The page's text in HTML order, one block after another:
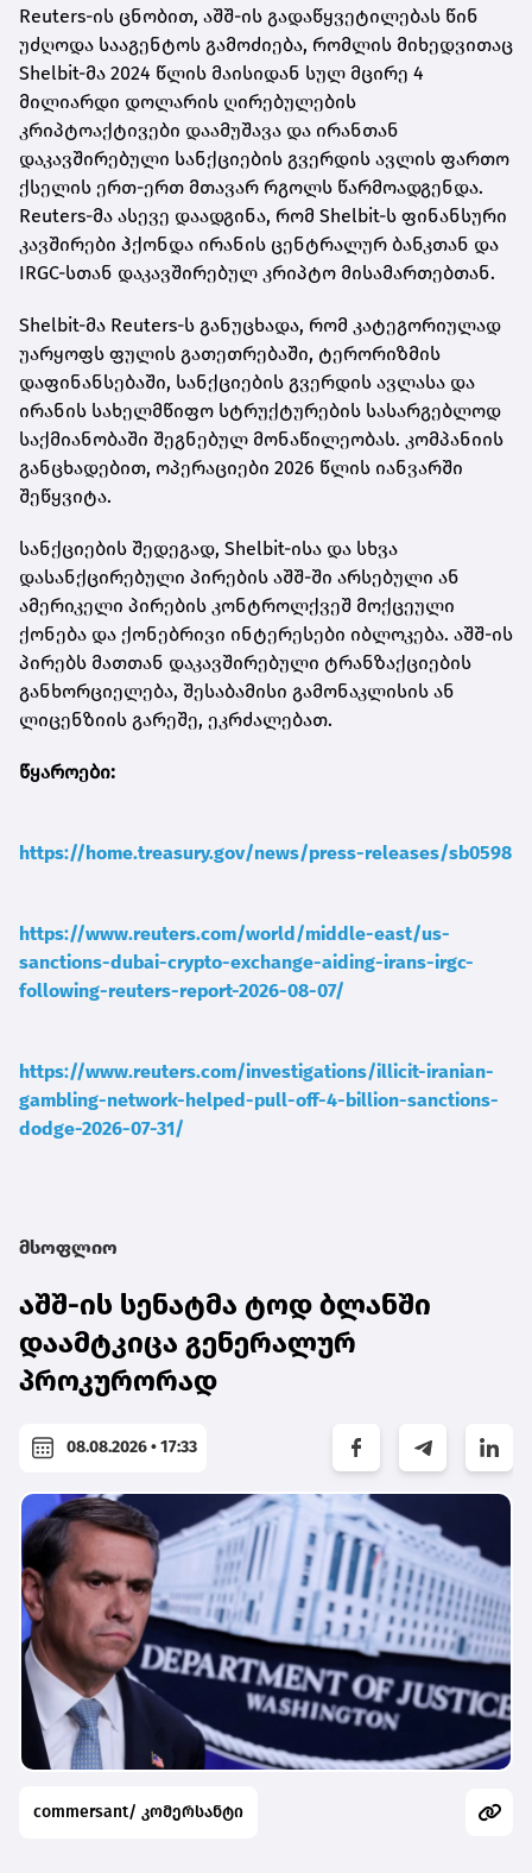
Reuters-ის ცნობით, აშშ-ის გადაწყვეტილებას წინ
უძღოდა სააგენტოს გამოძიება, რომლის მიხედვითაც
Shelbit-მა 2024 წლის მაისიდან სულ მცირე 4
მილიარდი დოლარის ღირებულების
კრიპტოაქტივები დაამუშავა და ირანთან
დაკავშირებული სანქციების გვერდის ავლის ფართო
ქსელის ერთ-ერთ მთავარ რგოლს წარმოადგენდა.
Reuters-მა ასევე დაადგინა, რომ Shelbit-ს ფინანსური
კავშირები ჰქონდა ირანის ცენტრალურ ბანკთან და
IRGC-სთან დაკავშირებულ კრიპტო მისამართებთან.
Shelbit-მა Reuters-ს განუცხადა, რომ კატეგორიულად
უარყოფს ფულის გათეთრებაში, ტერორიზმის
დაფინანსებაში, სანქციების გვერდის ავლასა და
ირანის სახელმწიფო სტრუქტურების სასარგებლოდ
საქმიანობაში შეგნებულ მონაწილეობას. კომპანიის
განცხადებით, ოპერაციები 2026 წლის იანვარში
შეწყვიტა.
სანქციების შედეგად, Shelbit-ისა და სხვა
დასანქცირებული პირების აშშ-ში არსებული ან
ამერიკელი პირების კონტროლქვეშ მოქცეული
ქონება და ქონებრივი ინტერესები იბლოკება. აშშ-ის
პირებს მათთან დაკავშირებული ტრანზაქციების
განხორციელება, შესაბამისი გამონაკლისის ან
ლიცენზიის გარეშე, ეკრძალებათ.
წყაროები:
https://home.treasury.gov/news/press-releases/sb0598
https://www.reuters.com/world/middle-east/us-
sanctions-dubai-crypto-exchange-aiding-irans-irgc-
following-reuters-report-2026-08-07/
https://www.reuters.com/investigations/illicit-iranian-
gambling-network-helped-pull-off-4-billion-sanctions-
dodge-2026-07-31/
მსოფლიო
აშშ-ის სენატმა ტოდ ბლანში
დაამტკიცა გენერალურ
პროკურორად
08.08.2026 • 17:33
commersant/ კომერსანტი